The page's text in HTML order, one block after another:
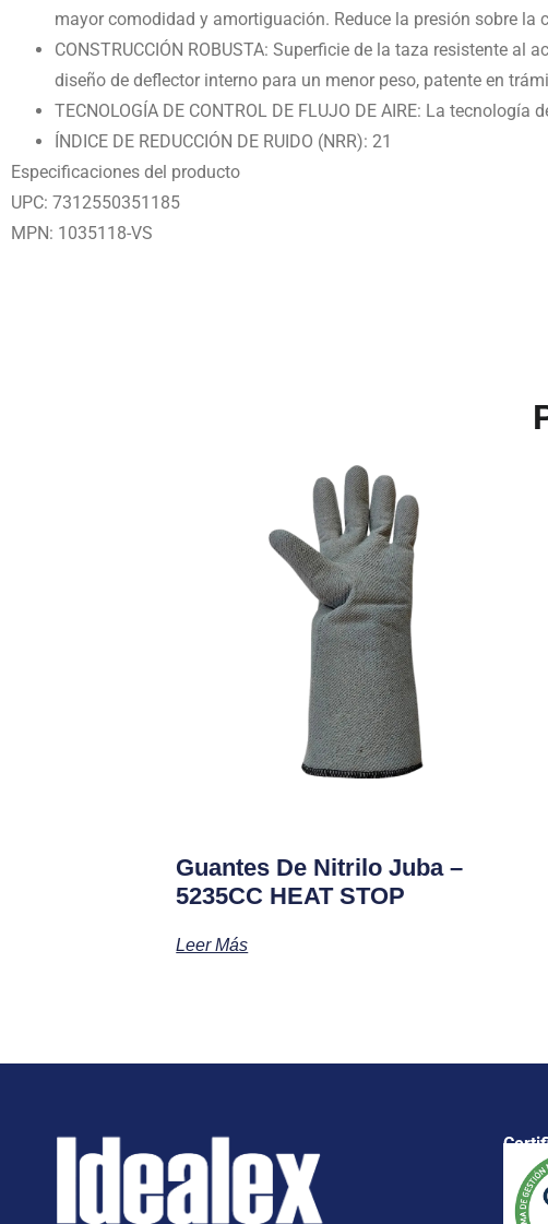
mayor comodidad y amortiguación. Reduce la presión sobre la
CONSTRUCCIÓN ROBUSTA: Superficie de la taza resistente
diseño de deflector interno para un menor peso, patente en
TECNOLOGÍA DE CONTROL DE FLUJO DE AIRE: La
ÍNDICE DE REDUCCIÓN DE RUIDO (NRR): 21
Especificaciones del producto
UPC: 7312550351185
MPN: 1035118-VS
Guantes De Nitrilo Juba –
5235CC HEAT STOP
Leer Más